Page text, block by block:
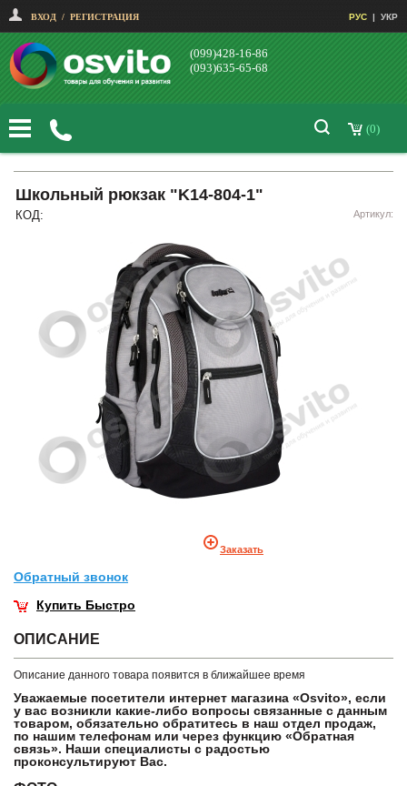
ВХОД / РЕГИСТРАЦИЯ РУС | УКР
(099)428-16-86
(093)635-65-68
(0)
Школьный рюкзак "K14-804-1"
КОД: Артикул:
Заказать
Обратный звонок
Купить Быстро
ОПИСАНИЕ
Описание данного товара появится в ближайшее время
Уважаемые посетители интернет магазина «Osvito», если
у вас возникли какие-либо вопросы связанные с данным
товаром, обязательно обратитесь в наш отдел продаж,
по нашим телефонам или через функцию «Обратная
связь». Наши специалисты с радостью
проконсультируют Вас.